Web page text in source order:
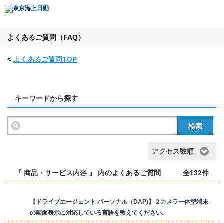
よくあるご質問（FAQ）
< よくあるご質問TOP
キーワードから探す
検索
アクセス数順
『 商品・サービス内容 』 内のよくあるご質問 全132件
【ドライブエージェント パーソナル（DAP)】２カメラ一体型端末
の画面表示に対応している言語を教えてください。